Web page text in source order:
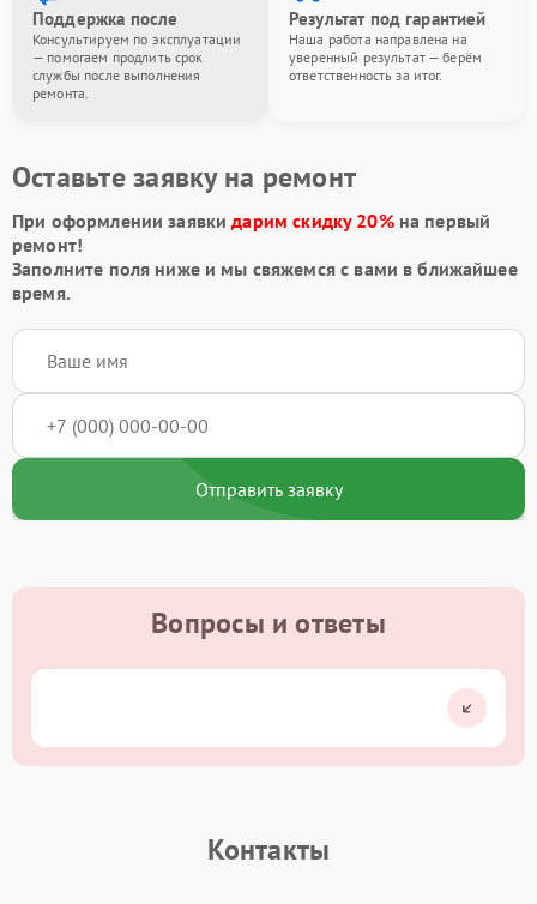
Поддержка после
Консультируем по эксплуатации
— помогаем продлить срок
службы после выполнения
ремонта.
Результат под гарантией
Наша работа направлена на
уверенный результат — берём
ответственность за итог.
Оставьте заявку на ремонт
При оформлении заявкидарим скидку 20%на первый
ремонт!
Заполните поля ниже и мы свяжемся с вами в ближайшее
время.
Отправить заявку
Вопросы и ответы
Контакты